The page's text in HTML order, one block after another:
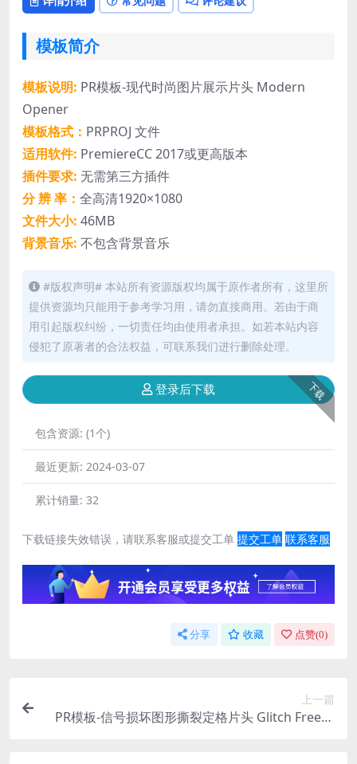
模板简介
模板说明: PR模板-现代时尚图片展示片头 Modern
Opener
模板格式： PRPROJ 文件
适用软件: PremiereCC 2017或更高版本
插件要求: 无需第三方插件
分 辨 率： 全高清1920×1080
文件大小: 46MB
背景音乐: 不包含背景音乐
#版权声明# 本站所有资源版权均属于原作者所有，这里所
提供资源均只能用于参考学习用，请勿直接商用。若由于商
用引起版权纠纷，一切责任均由使用者承担。如若本站内容
侵犯了原著者的合法权益，可联系我们进行删除处理。
下载
登录后下载
包含资源: (1个)
最近更新: 2024-03-07
累计销量: 32
下载链接失效错误，请联系客服或提交工单 提交工单 联系客服
分享 收藏 点赞(0)
上一篇
PR模板-信号损坏图形撕裂定格片头 Glitch Freeze